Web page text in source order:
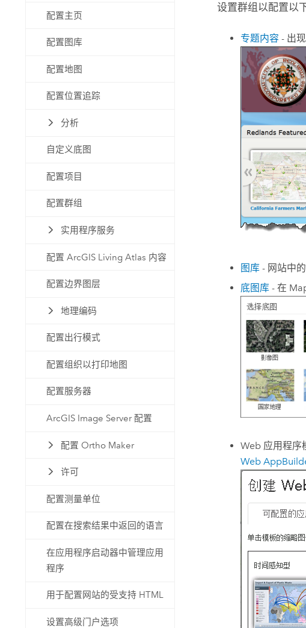
配置主页
配置图库
配置地图
配置位置追踪
分析
自定义底图
配置项目
配置群组
实用程序服务
配置 ArcGIS Living Atlas 内容
配置边界图层
地理编码
配置出行模式
配置组织以打印地图
配置服务器
ArcGIS Image Server 配置
配置 Ortho Maker
许可
配置测量单位
配置在搜索结果中返回的语言
在应用程序启动器中管理应用
程序
用于配置网站的受支持 HTML
设置高级门户选项
设置群组以配置以
专题内容 - 出
图库- 网站中的
底图库- 在
Web 应用程序
Web